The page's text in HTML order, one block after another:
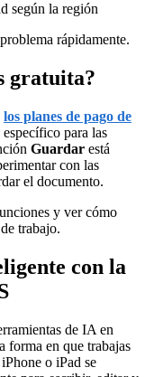
según la región
rápidamente.
gratuita?
los planes de pago de
para las
Guardar está
con las
el documento.
y ver cómo
trabajo.
con la
de IA en
forma en que trabajas
o iPad se